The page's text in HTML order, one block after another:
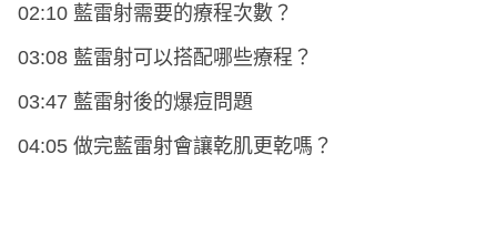
02:10 藍雷射需要的療程次數？
03:08 藍雷射可以搭配哪些療程？
03:47 藍雷射後的爆痘問題
04:05 做完藍雷射會讓乾肌更乾嗎？